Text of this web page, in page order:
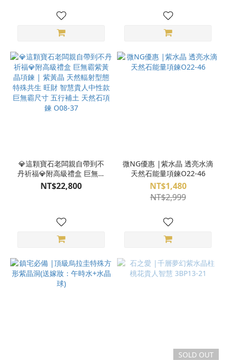
M22DX05007
💎這顆寶石老闆親自帶到不
丹祈福💎附高級禮盒 巨無霸
紫黃晶項鍊 | 紫黃晶 天然輻
射型態特殊共生 旺財 智慧貴
NT$22,800
微NG優惠 |紫水晶 透亮水滴
天然石能量項鍊O22-46
NT$1,480
NT$2,999
SOLD OUT